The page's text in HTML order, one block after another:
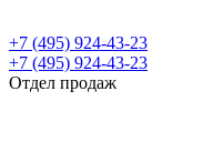
+7 (495) 924-43-23
+7 (495) 924-43-23
Отдел продаж